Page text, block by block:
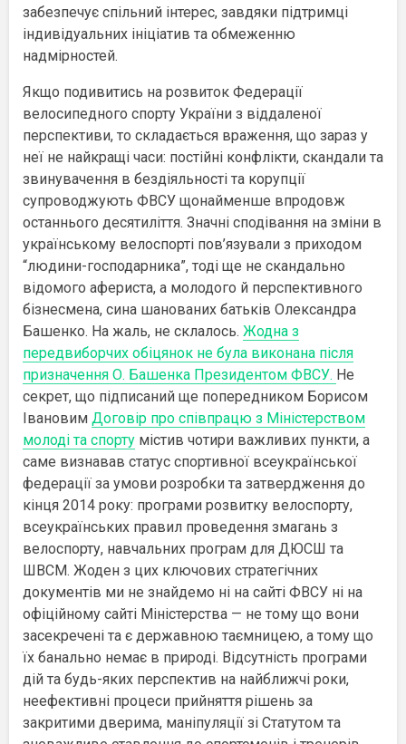
забезпечує спільний інтерес, завдяки підтримці
індивідуальних ініціатив та обмеженню
надмірностей.
Якщо подивитись на розвиток Федерації
велосипедного спорту України з віддаленої
перспективи, то складається враження, що зараз у
неї не найкращі часи: постійні конфлікти, скандали та
звинувачення в бездіяльності та корупції
супроводжують ФВСУ щонайменше впродовж
останнього десятиліття. Значні сподівання на зміни в
українському велоспорті пов’язували з приходом
“людини-господарника”, тоді ще не скандально
відомого афериста, а молодого й перспективного
бізнесмена, сина шанованих батьків Олександра
Башенко. На жаль, не склалось. Жодна з
передвиборчих обіцянок не була виконана після
призначення О. Башенка Президентом ФВСУ. Не
секрет, що підписаний ще попередником Борисом
Івановим Договір про співпрацю з Міністерством
молоді та спорту містив чотири важливих пункти, а
саме визнавав статус спортивної всеукраїнської
федерації за умови розробки та затвердження до
кінця 2014 року: програми розвитку велоспорту,
всеукраїнських правил проведення змагань з
велоспорту, навчальних програм для ДЮСШ та
ШВСМ. Жоден з цих ключових стратегічних
документів ми не знайдемо ні на сайті ФВСУ ні на
офіційному сайті Міністерства — не тому що вони
засекречені та є державною таємницею, а тому що
їх банально немає в природі. Відсутність програми
дій та будь-яких перспектив на найближчі роки,
неефективні процеси прийняття рішень за
закритими дверима, маніпуляції зі Статутом та